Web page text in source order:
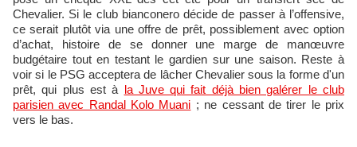
Chevalier. Si le club bianconero décide de passer à l’offensive,
ce serait plutôt via une offre de prêt, possiblement avec option
d’achat, histoire de se donner une marge de manœuvre
budgétaire tout en testant le gardien sur une saison. Reste à
voir si le PSG acceptera de lâcher Chevalier sous la forme d'un
prêt, qui plus est à la Juve qui fait déjà bien galérer le club
parisien avec Randal Kolo Muani ; ne cessant de tirer le prix
vers le bas.